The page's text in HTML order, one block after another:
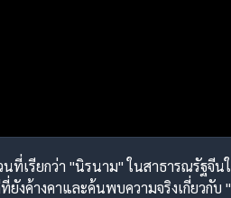
ที่เรียกว่า "นิรนาม" ในสาธารณรัฐจี
งค้างคาและค้นพบความจริงเกี่ยวกั